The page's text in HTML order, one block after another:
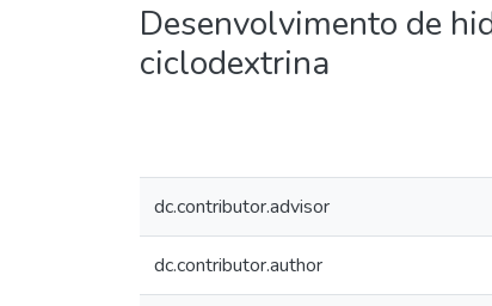
Desenvolvimento de
ciclodextrina
dc.contributor.advisor
dc.contributor.author